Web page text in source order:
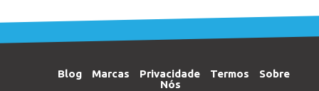
Blog Marcas Privacidade Termos
Sobre
Nós